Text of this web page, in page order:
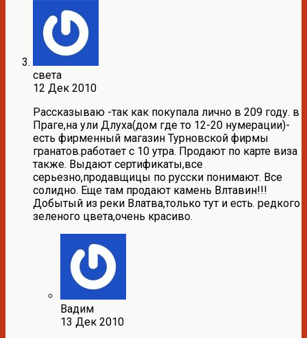
света
12 Дек 2010
Рассказываю -так как покупала лично в 209 году. в
Праге,на ули Длуха(дом где то 12-20 нумерации)-
есть фирменный магазин Турновской фирмы
гранатов.работает с 10 утра. Продают по карте виза
также. Выдают сертификаты,все
серьезно,продавщицы по русски понимают. Все
солидно. Еще там продают камень Влтавин!!!
Добытый из реки Влатва,только тут и есть. редкого
зеленого цвета,очень красиво.
Вадим
13 Дек 2010